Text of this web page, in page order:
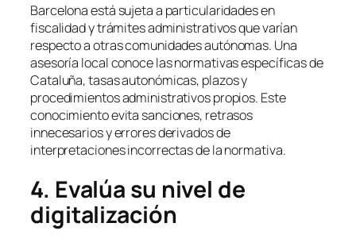
Barcelona está sujeta a particularidades en
fiscalidad y trámites administrativos que varían
respecto a otras comunidades autónomas. Una
asesoría local conoce las normativas específicas de
Cataluña, tasas autonómicas, plazos y
procedimientos administrativos propios. Este
conocimiento evita sanciones, retrasos
innecesarios y errores derivados de
interpretaciones incorrectas de la normativa.
4. Evalúa su nivel de
digitalización